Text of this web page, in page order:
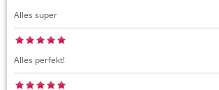
Alles super
Alles perfekt!